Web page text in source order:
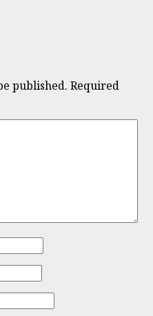
published. Required